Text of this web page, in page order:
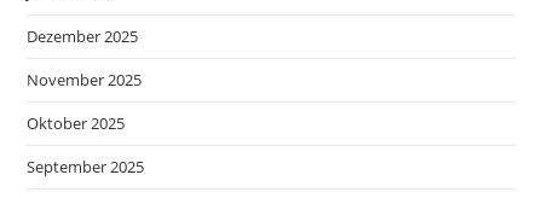
Dezember 2025
November 2025
Oktober 2025
September 2025